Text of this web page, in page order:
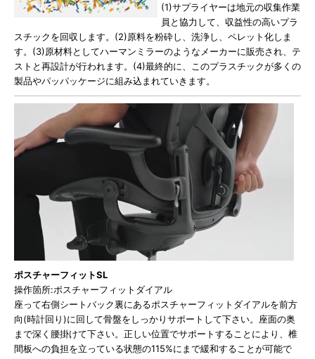
(1)サプライヤーは地元の収集作業
員と協力して、収益性の高いプラ
スチックを回収します。(2)原料を粉砕し、洗浄し、ペレット化しま
す。(3)原材料としてハーマンミラーのようなメーカーに販売され、テ
ストと再設計が行われます。(4)最終的に、このプラスチックが多くの
製品やパッパッケージに組み込まれていきます。
ポスチャーフィットSL
操作箇所:ポスチャーフィットダイアル
座って右側シートバック裏にあるポスチャーフィットダイアルを前方
向(時計回り)に回して骨盤をしっかりサポートして下さい。座面の奥
まで深く腰掛けて下さい。正しい位置でサポートすることにより、椎
間板への負担を立っている状態の115%にまで緩和することが可能で